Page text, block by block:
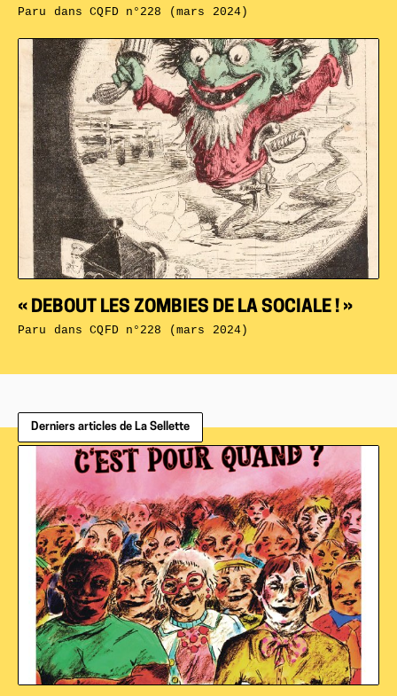
« DEBOUT LES ZOMBIES DE LA SOCIALE ! »
Paru dansCQFD n°228 (mars 2024)
Paru dansCQFD n°228 (mars 2024)
Derniers articles de La Sellette